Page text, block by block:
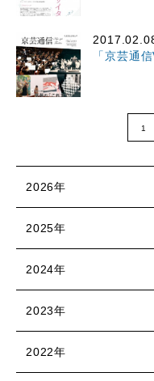
「京芸通
1
2026年
2025年
2024年
2023年
2022年